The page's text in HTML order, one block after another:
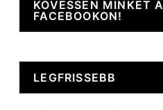
KÖVESSEN MINKET A
FACEBOOKON!
LEGFRISSEBB